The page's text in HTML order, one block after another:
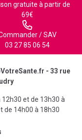
gratuite à partir de
69€
/ SAV
03 27 85 06 54
- 33 rue
et de 13h30 à
de 14h00 à 18h30